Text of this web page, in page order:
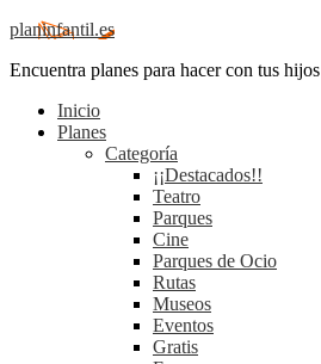
planinfantil.es
Encuentra planes para hacer con tus hijos
Inicio
Planes
Categoría
¡¡Destacados!!
Teatro
Parques
Cine
Parques de Ocio
Rutas
Museos
Eventos
Gratis